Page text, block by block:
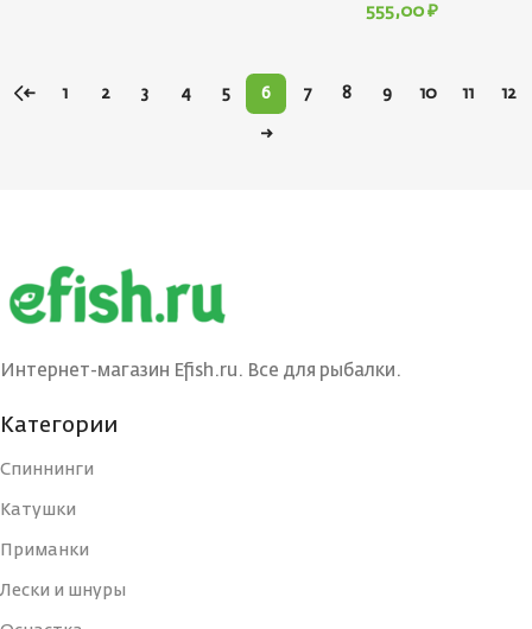
555,00 ₽
← 1 2 3 4 5 6 7 8 9 10 11 12
→
Интернет-магазин Efish.ru. Все для рыбалки.
Категории
Спиннинги
Катушки
Приманки
Лески и шнуры